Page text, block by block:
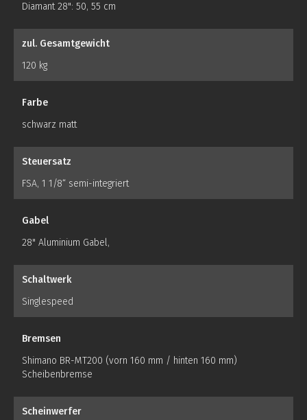
Diamant 28": 50, 55 cm
zul. Gesamtgewicht
120 kg
Farbe
schwarz matt
Steuersatz
FSA, 1 1/8“ semi-integriert
Gabel
28" Aluminium Gabel,
Schaltwerk
Singlespeed
Bremsen
Shimano BR-MT200 (vorn 160 mm / hinten 160 mm)
Scheibenbremse
Scheinwerfer